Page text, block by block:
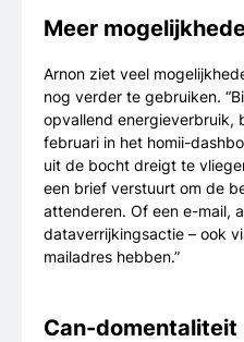
Meer
Arnon ziet veel
nog verder te gebruiken.
opvallend energieverbruik,
februari in het homii-
uit de bocht dreigt te
een brief verstuurt om de
attenderen. Of een e-mail,
dataverrijkingsactie – ook
mailadres hebben.”
Can-domentaliteit